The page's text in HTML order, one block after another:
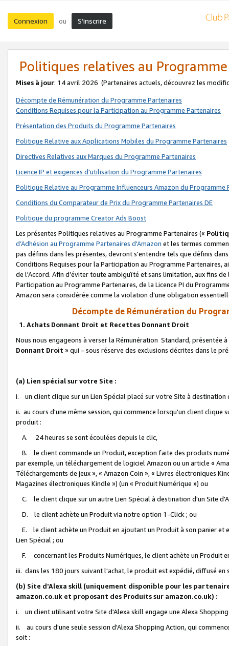
Connexion ou S’inscrire
Politiques relatives au
Mises à jour: 14 avril 2026 (Partenaires actuels, découvrez les
Décompte de Rémunération du Programme Partenaires
Conditions Requises pour la Participation au Programme Partenaires
Présentation des Produits du Programme Partenaires
Politique Relative aux Applications Mobiles du Programme Partenaires
Directives Relatives aux Marques du Programme Partenaires
Licence IP et exigences d'utilisation du Programme Partenaires
Politique Relative au Programme Influenceurs Amazon du Programme
Conditions du Comparateur de Prix du Programme Partenaires DE
Politique du programme Creator Ads Boost
Les présentes Politiques relatives au Programme Partenaires («
d’Adhésion au Programme Partenaires d'Amazon et les termes
pas définis dans les présentes, devront s'entendre tels que définis
Conditions Requises pour la Participation au Programme Partenaires,
de l'Accord. Afin d’éviter toute ambiguïté et sans limitation, aux fins
Participation au Programme Partenaires, de la Licence PI du
Amazon sera considérée comme la violation d’une obligation
Décompte de Rémunération du
1. Achats Donnant Droit et Recettes Donnant Droit
Nous nous engageons à verser la Rémunération Standard, présentée
Donnant Droit » qui – sous réserve des exclusions décrites dans le
(a) Lien spécial sur votre Site :
i. un client clique sur un Lien Spécial placé sur votre Site à destination
ii. au cours d'une même session, qui commence lorsqu'un client
produit :
A. 24 heures se sont écoulées depuis le clic,
B. le client commande un Produit, exception faite des produits
par exemple, un téléchargement de logiciel Amazon ou un article «
Téléchargements de jeux », « Amazon Coin », « Livres électroniques
Magazines électroniques Kindle ») (un « Produit Numérique ») ou
C. le client clique sur un autre Lien Spécial à destination d'un Site
D. le client achète un Produit via notre option 1-Click ; ou
E. le client achète un Produit en ajoutant un Produit à son panier et
Lien Spécial ; ou
F. concernant les Produits Numériques, le client achète un Produit
iii. dans les 180 jours suivant l'achat, le produit est expédié, diffusé
(b) Site d'Alexa skill (uniquement disponible pour les
amazon.co.uk et proposant des Produits sur amazon.co.uk) :
i. un client utilisant votre Site d'Alexa skill engage une Alexa
ii. au cours d'une seule session d'Alexa Shopping Action, qui
soit :